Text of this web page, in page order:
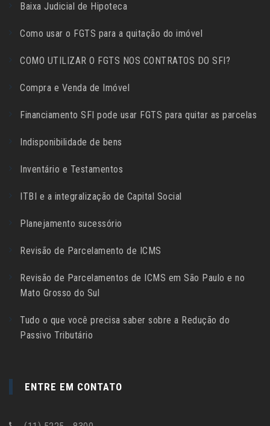
Baixa Judicial de Hipoteca
Como usar o FGTS para a quitação do imóvel
COMO UTILIZAR O FGTS NOS CONTRATOS DO SFI?
Compra e Venda de Imóvel
Financiamento SFI pode usar FGTS para quitar as parcelas
Indisponibilidade de bens
Inventário e Testamentos
ITBI e a integralização de Capital Social
Planejamento sucessório
Revisão de Parcelamento de ICMS
Revisão de Parcelamentos de ICMS em São Paulo e no
Mato Grosso do Sul
Tudo o que você precisa saber sobre a Redução do
Passivo Tributário
ENTRE EM CONTATO